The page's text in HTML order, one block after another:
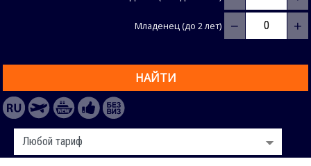
Младенец (до 2 лет) − +
НАЙТИ